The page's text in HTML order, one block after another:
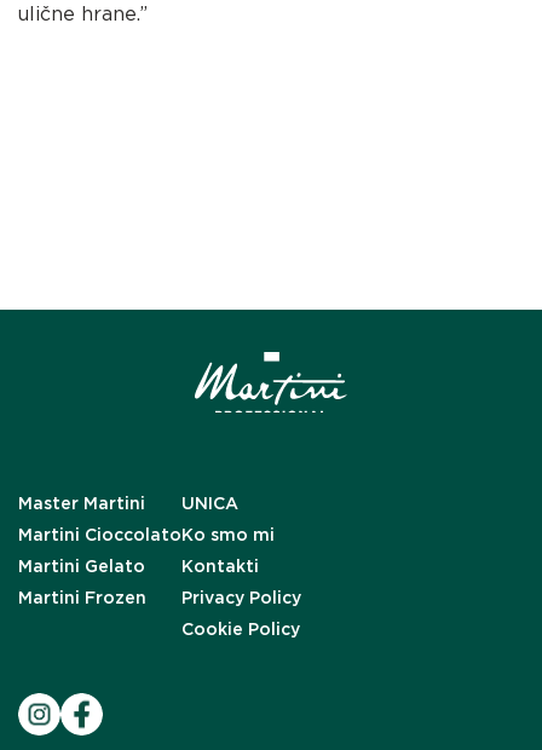
ulične hrane.”
Master Martini
Martini Cioccolato
Martini Gelato
Martini Frozen
UNICA
Ko smo mi
Kontakti
Privacy Policy
Cookie Policy